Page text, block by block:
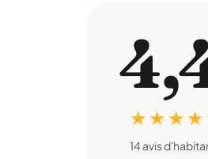
★ ★ ★ ★
14 avis